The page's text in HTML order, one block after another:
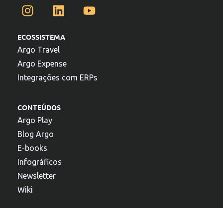
ECOSSISTEMA
Argo Travel
Argo Expense
Integrações com ERPs
CONTEÚDOS
Argo Play
Blog Argo
E-books
Infográficos
Newsletter
Wiki